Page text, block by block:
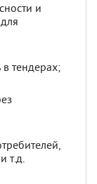
и
в тендерах;
т.д.